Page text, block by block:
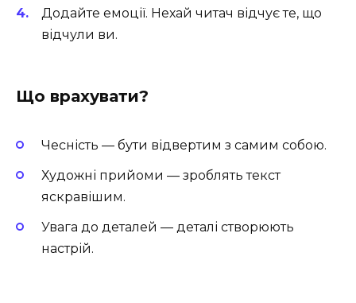
Додайте емоції. Нехай читач відчує те, що
відчули ви.
Що врахувати?
Чесність — бути відвертим з самим собою.
Художні прийоми — зроблять текст
яскравішим.
Увага до деталей — деталі створюють
настрій.